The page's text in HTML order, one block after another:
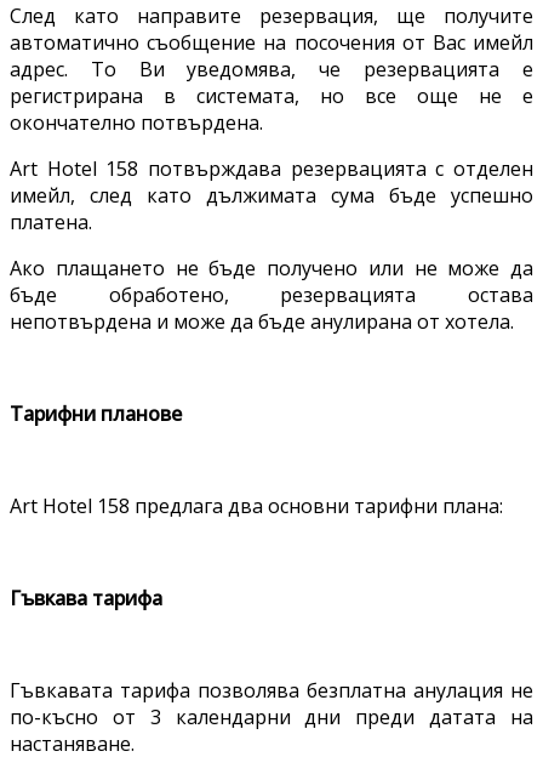
След като направите резервация, ще получите
автоматично съобщение на посочения от Вас имейл
адрес. То Ви уведомява, че резервацията е
регистрирана в системата, но все още не е
окончателно потвърдена.
Art Hotel 158 потвърждава резервацията с отделен
имейл, след като дължимата сума бъде успешно
платена.
Ако плащането не бъде получено или не може да
бъде обработено, резервацията остава
непотвърдена и може да бъде анулирана от хотела.
Тарифни планове
Art Hotel 158 предлага два основни тарифни плана:
Гъвкава тарифа
Гъвкавата тарифа позволява безплатна анулация не
по-късно от 3 календарни дни преди датата на
настаняване.